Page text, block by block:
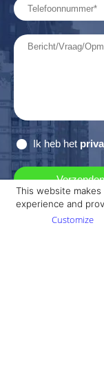
Ik heb het
This website
experience and
Customize